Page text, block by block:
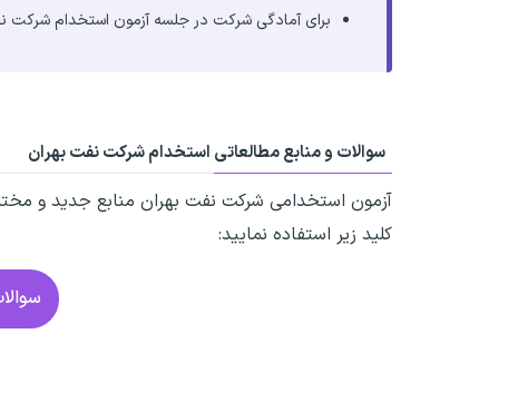
برای آمادگی شرکت در جلسه آزمون استخدام شرکت
سوالات و منابع مطالعاتی استخدام شرکت نفت بهران
آزمون استخدامی شرکت نفت بهران منابع جدید و
کلید زیر استفاده نمایید: